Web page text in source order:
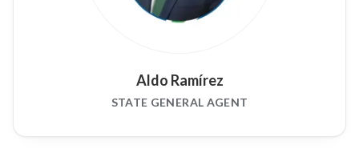
Aldo Ramírez
STATE GENERAL AGENT